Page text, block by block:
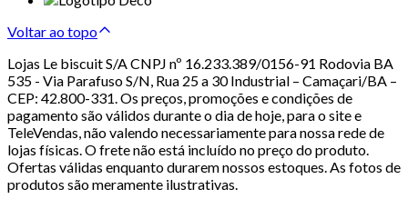
Voltar ao topo
Lojas Le biscuit S/A CNPJ nº 16.233.389/0156-91 Rodovia BA
535 - Via Parafuso S/N, Rua 25 a 30 Industrial – Camaçari/BA –
CEP: 42.800-331. Os preços, promoções e condições de
pagamento são válidos durante o dia de hoje, para o site e
TeleVendas, não valendo necessariamente para nossa rede de
lojas físicas. O frete não está incluído no preço do produto.
Ofertas válidas enquanto durarem nossos estoques. As fotos de
produtos são meramente ilustrativas.